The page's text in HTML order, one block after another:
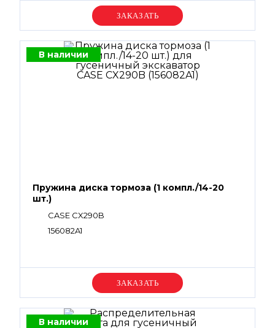
Уточняйте цену
В наличии
Пружина диска тормоза (1 компл./14-20
шт.)
CASE CX290B
156082A1
Уточняйте цену
В наличии